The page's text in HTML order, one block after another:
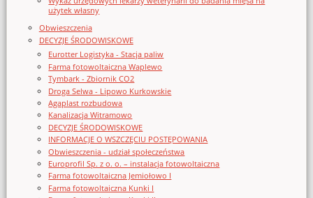
użytek własny
Obwieszczenia
DECYZJE ŚRODOWISKOWE
Eurotter Logistyka - Stacja paliw
Farma fotowoltaiczna Waplewo
Tymbark - Zbiornik CO2
Droga Selwa - Lipowo Kurkowskie
Agaplast rozbudowa
Kanalizacja Witramowo
DECYZJE ŚRODOWISKOWE
INFORMACJE O WSZCZĘCIU POSTĘPOWANIA
Obwieszczenia - udział społeczeństwa
Europrofil Sp. z o. o. – instalacja fotowoltaiczna
Farma fotowoltaiczna Jemiołowo I
Farma fotowoltaiczna Kunki I